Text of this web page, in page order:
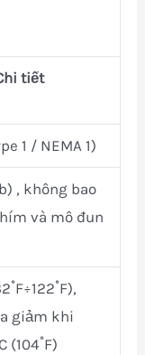
tiết
1 / NEMA 1)
, không bao
và mô đun
giảm khi
(104˚F)